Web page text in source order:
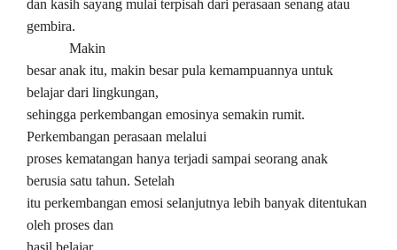
dan kasih sayang mulai terpisah dari perasaan senang atau
gembira.
Makin
besar anak itu, makin besar pula kemampuannya untuk
belajar dari lingkungan,
sehingga perkembangan emosinya semakin rumit.
Perkembangan perasaan melalui
proses kematangan hanya terjadi sampai seorang anak
berusia satu tahun. Setelah
itu perkembangan emosi selanjutnya lebih banyak ditentukan
oleh proses dan
hasil belajar.